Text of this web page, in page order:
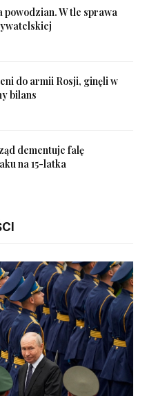
powodzian. W tle sprawa
do armii Rosji, ginęli w
bilans
dementuje falę
na 15-latka